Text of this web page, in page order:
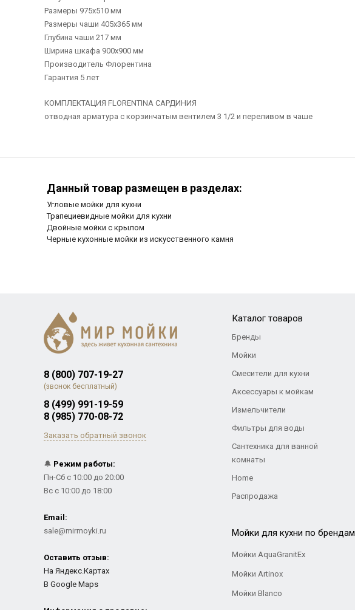
Размеры 975х510 мм
Размеры чаши 405х365 мм
Глубина чаши 217 мм
Ширина шкафа 900х900 мм
Производитель Флорентина
Гарантия 5 лет
КОМПЛЕКТАЦИЯ FLORENTINA САРДИНИЯ
отводная арматура с корзинчатым вентилем 3 1/2 и переливом в чаше
Данный товар размещен в разделах:
Угловые мойки для кухни
Трапециевидные мойки для кухни
Двойные мойки с крылом
Черные кухонные мойки из искусственного камня
8 (800) 707-19-27
(звонок бесплатный)
8 (499) 991-19-59
8 (985) 770-08-72
Заказать обратный звонок
🔔 Режим работы:
Пн-Сб с 10:00 до 20:00
Вс с 10:00 до 18:00
Email:
sale@mirmoyki.ru
Оставить отзыв:
На Яндекс.Картах
В Google Maps
Каталог товаров
Бренды
Мойки
Смесители для кухни
Аксессуары к мойкам
Измельчители
Фильтры для воды
Сантехника для ванной
комнаты
Home
Распродажа
Мойки для кухни по брендам
Мойки AquaGranitEx
Мойки Artinox
Мойки Blanco